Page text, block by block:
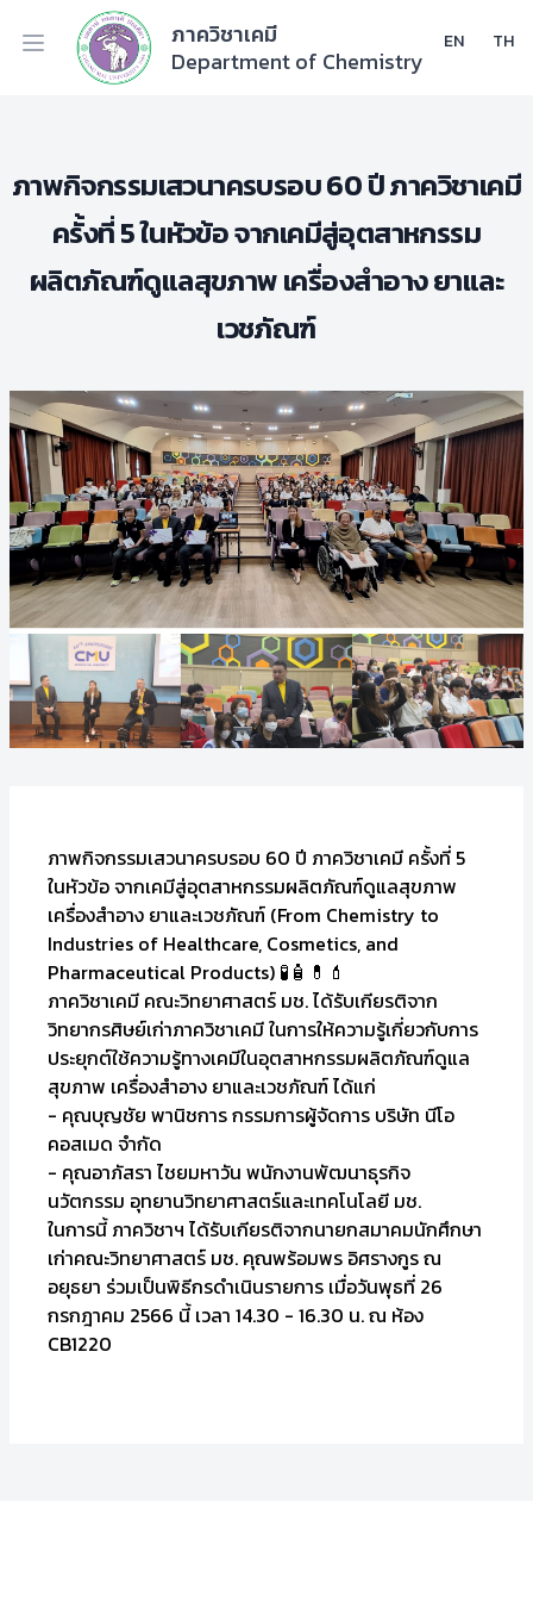
ภาควิชาเคมี
Department of Chemistry
EN TH
ภาพกิจกรรมเสวนาครบรอบ 60 ปี ภาควิชาเคมี
ครั้งที่ 5 ในหัวข้อ จากเคมีสู่อุตสาหกรรม
ผลิตภัณฑ์ดูแลสุขภาพ เครื่องสำอาง ยาและ
เวชภัณฑ์
ภาพกิจกรรมเสวนาครบรอบ 60 ปี ภาควิชาเคมี ครั้งที่ 5
ในหัวข้อ จากเคมีสู่อุตสาหกรรมผลิตภัณฑ์ดูแลสุขภาพ
เครื่องสำอาง ยาและเวชภัณฑ์ (From Chemistry to
Industries of Healthcare, Cosmetics, and
Pharmaceutical Products) 🧪🧴💊💄
ภาควิชาเคมี คณะวิทยาศาสตร์ มช. ได้รับเกียรติจาก
วิทยากรศิษย์เก่าภาควิชาเคมี ในการให้ความรู้เกี่ยวกับการ
ประยุกต์ใช้ความรู้ทางเคมีในอุตสาหกรรมผลิตภัณฑ์ดูแล
สุขภาพ เครื่องสำอาง ยาและเวชภัณฑ์ ได้แก่
- คุณบุญชัย พานิชการ กรรมการผู้จัดการ บริษัท นีโอ
คอสเมด จำกัด
- คุณอาภัสรา ไชยมหาวัน พนักงานพัฒนาธุรกิจ
นวัตกรรม อุทยานวิทยาศาสตร์และเทคโนโลยี มช.
ในการนี้ ภาควิชาฯ ได้รับเกียรติจากนายกสมาคมนักศึกษา
เก่าคณะวิทยาศาสตร์ มช. คุณพร้อมพร อิศรางกูร ณ
อยุธยา ร่วมเป็นพิธีกรดำเนินรายการ เมื่อวันพุธที่ 26
กรกฎาคม 2566 นี้ เวลา 14.30 - 16.30 น. ณ ห้อง
CB1220